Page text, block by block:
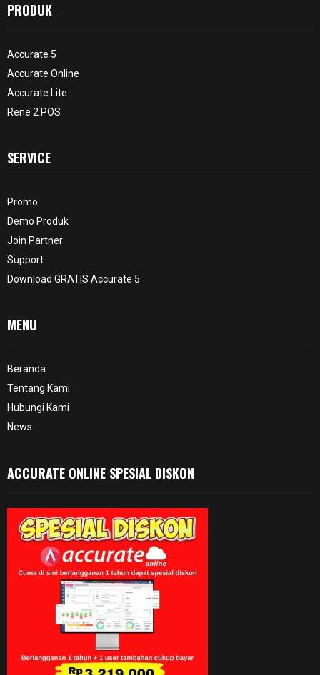
PRODUK
Accurate 5
Accurate Online
Accurate Lite
Rene 2 POS
SERVICE
Promo
Demo Produk
Join Partner
Support
Download GRATIS Accurate 5
MENU
Beranda
Tentang Kami
Hubungi Kami
News
ACCURATE ONLINE SPESIAL DISKON